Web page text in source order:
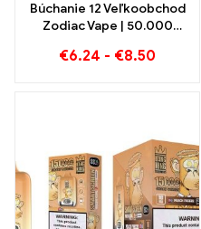
Búchanie 12 Veľkoobchod
Zodiac Vape | 50.000
€6.24 - €8.50